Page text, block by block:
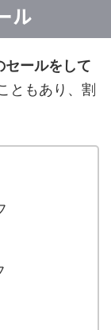
ル
ールをして
ともあり、割